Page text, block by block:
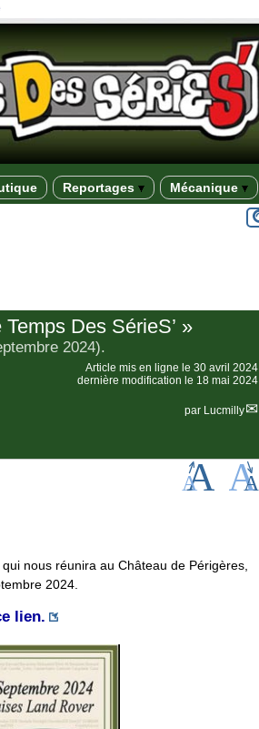
Reportages Mécanique
Des SérieS’ »
2024).
Article mis en ligne le 30 avril 2024
dernière modification le 18 mai 2024
par Lucmilly
nous réunira au Château de Périgères,
2024.
lien.